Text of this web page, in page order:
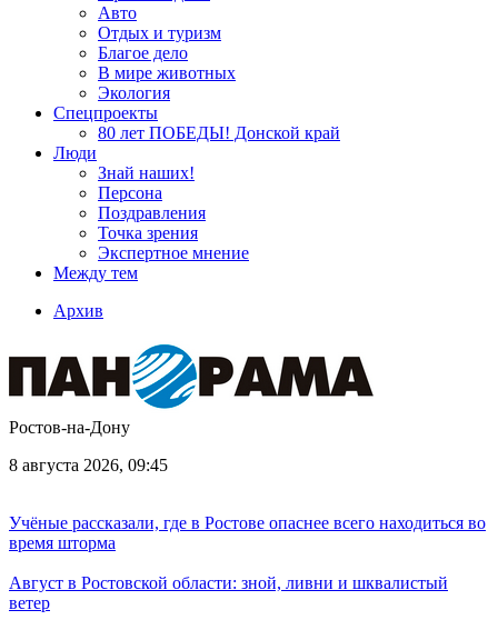
Авто
Отдых и туризм
Благое дело
В мире животных
Экология
Спецпроекты
80 лет ПОБЕДЫ! Донской край
Люди
Знай наших!
Персона
Поздравления
Точка зрения
Экспертное мнение
Между тем
Архив
Ростов-на-Дону
8 августа 2026, 09:45
Учёные рассказали, где в Ростове опаснее всего находиться во
время шторма
Август в Ростовской области: зной, ливни и шквалистый
ветер